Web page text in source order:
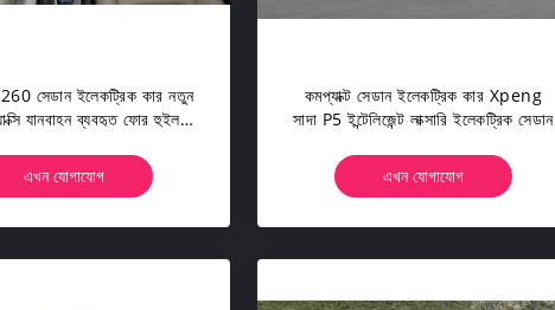
সেডান ইলেকট্রিক কার নতুন
যানবাহন ব্যবহৃত ফোর হুইল
এখন যোগাযোগ
কমপ্যাক্ট সেডান ইলেকট্রিক কার Xpeng
সাদা P5 ইন্টেলিজেন্ট লাক্সারি ইলেকট্রিক সেডান
এখন যোগাযোগ